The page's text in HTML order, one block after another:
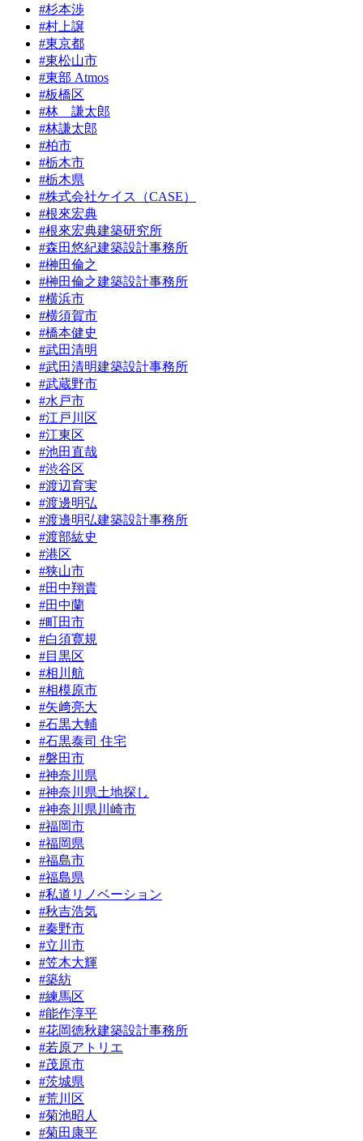
#杉本渉
#村上譲
#東京都
#東松山市
#東部 Atmos
#板橋区
#林 謙太郎
#林謙太郎
#柏市
#栃木市
#栃木県
#株式会社ケイス（CASE）
#根來宏典
#根來宏典建築研究所
#森田悠紀建築設計事務所
#榊田倫之
#榊田倫之建築設計事務所
#横浜市
#横須賀市
#橋本健史
#武田清明
#武田清明建築設計事務所
#武蔵野市
#水戸市
#江戸川区
#江東区
#池田直哉
#渋谷区
#渡辺育実
#渡邊明弘
#渡邊明弘建築設計事務所
#渡部紘史
#港区
#狭山市
#田中翔貴
#田中蘭
#町田市
#白須寛規
#目黒区
#相川航
#相模原市
#矢﨑亮大
#石黒大輔
#石黒泰司 住宅
#磐田市
#神奈川県
#神奈川県土地探し
#神奈川県川崎市
#福岡市
#福岡県
#福島市
#福島県
#私道リノベーション
#秋吉浩気
#秦野市
#立川市
#笠木大輝
#築紡
#練馬区
#能作淳平
#花岡徳秋建築設計事務所
#若原アトリエ
#茂原市
#茨城県
#荒川区
#菊池昭人
#菊田康平